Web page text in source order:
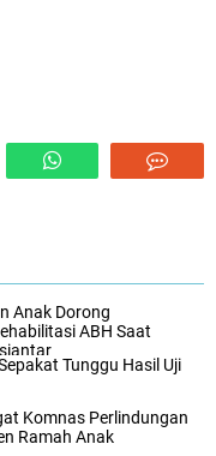
Anak Dorong
ABH Saat
Tunggu Hasil Uji
Komnas Perlindungan
Ramah Anak